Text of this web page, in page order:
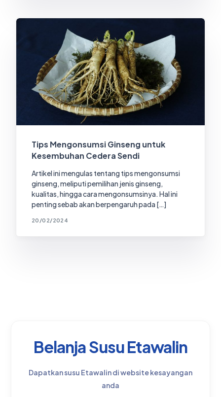
Tips Mengonsumsi Ginseng untuk
Kesembuhan Cedera Sendi
Artikel ini mengulas tentang tips mengonsumsi
ginseng, meliputi pemilihan jenis ginseng,
kualitas, hingga cara mengonsumsinya. Hal ini
penting sebab akan berpengaruh pada […]
20/02/2024
Belanja Susu Etawalin
Dapatkan susu Etawalin di website kesayangan
anda